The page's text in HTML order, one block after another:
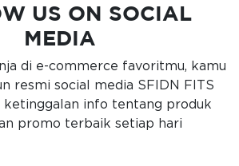
US ON SOCIAL
MEDIA
di e-commerce favoritmu, kamu
resmi social media SFIDN FITS
ketinggalan info tentang produk
promo terbaik setiap hari